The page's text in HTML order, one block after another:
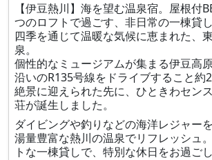
【伊豆熱川】海を望む温泉宿。屋根付
つのロフトで過ごす、非日常の一棟貸し
四季を通じて温暖な気候に恵まれた、
泉。
個性的なミュージアムが集まる伊豆高
沿いのR135号線をドライブすること約
絶景に迎えられた先に、ひときわセン
荘が誕生しました。
ダイビングや釣りなどの海洋レジャー
湯量豊富な熱川の温泉でリフレッシュ
トな一棟貸しで、特別な休日をお過ご